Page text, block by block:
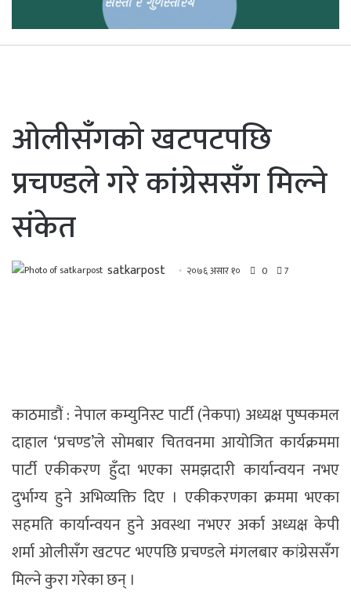
ओलीसँगकाे खटपटपछि
प्रचण्डले गरे कांग्रेससँग मिल्ने
संकेत
satkarpost २०७६ असार १० 0 7
काठमाडौं : नेपाल कम्युनिस्ट पार्टी (नेकपा) अध्यक्ष पुष्पकमल
दाहाल ‘प्रचण्ड’ले सोमबार चितवनमा आयोजित कार्यक्रममा
पार्टी एकीकरण हुँदा भएका समझदारी कार्यान्वयन नभए
दुर्भाग्य हुने अभिव्यक्ति दिए । एकीकरणका क्रममा भएका
सहमति कार्यान्वयन हुने अवस्था नभएर अर्का अध्यक्ष केपी
शर्मा ओलीसँग खटपट भएपछि प्रचण्डले मंगलबार कांग्रेससँग
मिल्ने कुरा गरेका छन् ।